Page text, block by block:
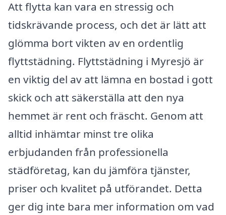
Att flytta kan vara en stressig och
tidskrävande process, och det är lätt att
glömma bort vikten av en ordentlig
flyttstädning. Flyttstädning i Myresjö är
en viktig del av att lämna en bostad i gott
skick och att säkerställa att den nya
hemmet är rent och fräscht. Genom att
alltid inhämtar minst tre olika
erbjudanden från professionella
städföretag, kan du jämföra tjänster,
priser och kvalitet på utförandet. Detta
ger dig inte bara mer information om vad